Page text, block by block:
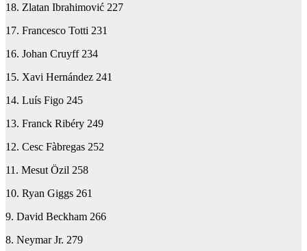
18. Zlatan Ibrahimović 227
17. Francesco Totti 231
16. Johan Cruyff 234
15. Xavi Hernández 241
14. Luís Figo 245
13. Franck Ribéry 249
12. Cesc Fàbregas 252
11. Mesut Özil 258
10. Ryan Giggs 261
9. David Beckham 266
8. Neymar Jr. 279